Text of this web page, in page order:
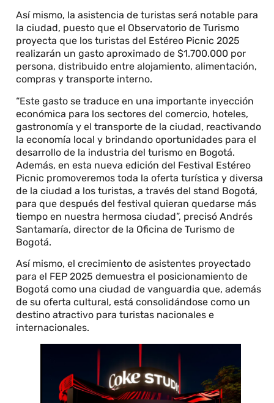
Así mismo, la asistencia de turistas será notable para
la ciudad, puesto que el Observatorio de Turismo
proyecta que los turistas del Estéreo Picnic 2025
realizarán un gasto aproximado de $1.700.000 por
persona, distribuido entre alojamiento, alimentación,
compras y transporte interno.
“Este gasto se traduce en una importante inyección
económica para los sectores del comercio, hoteles,
gastronomía y el transporte de la ciudad, reactivando
la economía local y brindando oportunidades para el
desarrollo de la industria del turismo en Bogotá.
Además, en esta nueva edición del Festival Estéreo
Picnic promoveremos toda la oferta turística y diversa
de la ciudad a los turistas, a través del stand Bogotá,
para que después del festival quieran quedarse más
tiempo en nuestra hermosa ciudad”, precisó Andrés
Santamaría, director de la Oficina de Turismo de
Bogotá.
Así mismo, el crecimiento de asistentes proyectado
para el FEP 2025 demuestra el posicionamiento de
Bogotá como una ciudad de vanguardia que, además
de su oferta cultural, está consolidándose como un
destino atractivo para turistas nacionales e
internacionales.